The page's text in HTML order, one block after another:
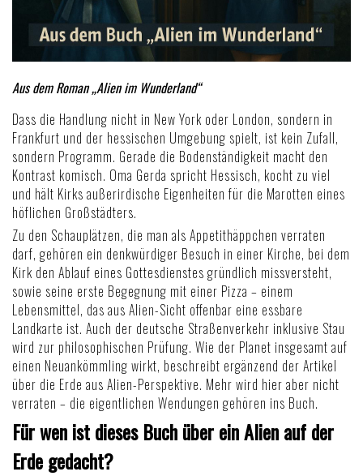
Aus dem Roman „Alien im Wunderland“
Dass die Handlung nicht in New York oder London, sondern in
Frankfurt und der hessischen Umgebung spielt, ist kein Zufall,
sondern Programm. Gerade die Bodenständigkeit macht den
Kontrast komisch. Oma Gerda spricht Hessisch, kocht zu viel
und hält Kirks außerirdische Eigenheiten für die Marotten eines
höflichen Großstädters.
Zu den Schauplätzen, die man als Appetithäppchen verraten
darf, gehören ein denkwürdiger Besuch in einer Kirche, bei dem
Kirk den Ablauf eines Gottesdienstes gründlich missversteht,
sowie seine erste Begegnung mit einer Pizza – einem
Lebensmittel, das aus Alien-Sicht offenbar eine essbare
Landkarte ist. Auch der deutsche Straßenverkehr inklusive Stau
wird zur philosophischen Prüfung. Wie der Planet insgesamt auf
einen Neuankömmling wirkt, beschreibt ergänzend der Artikel
über die Erde aus Alien-Perspektive. Mehr wird hier aber nicht
verraten – die eigentlichen Wendungen gehören ins Buch.
Für wen ist dieses Buch über ein Alien auf der
Erde gedacht?